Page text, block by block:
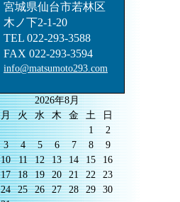
宮城県仙台市若林区
木ノ下2-1-20
TEL 022-293-3588
FAX 022-293-3594
info@matsumoto293.com
2026年8月
月
火 水 木 金 土
日
1
2
3
4 5 6 7 8
9
10
11 12 13 14 15
16
17
18 19 20 21 22
23
24
25 26 27 28 29
30